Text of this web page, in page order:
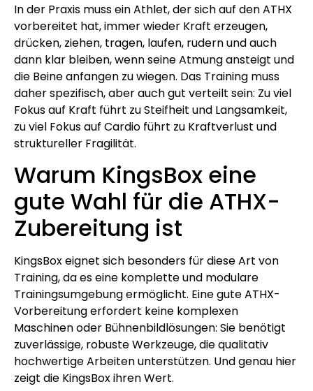
In der Praxis muss ein Athlet, der sich auf den ATHX
vorbereitet hat, immer wieder Kraft erzeugen,
drücken, ziehen, tragen, laufen, rudern und auch
dann klar bleiben, wenn seine Atmung ansteigt und
die Beine anfangen zu wiegen. Das Training muss
daher spezifisch, aber auch gut verteilt sein: Zu viel
Fokus auf Kraft führt zu Steifheit und Langsamkeit,
zu viel Fokus auf Cardio führt zu Kraftverlust und
struktureller Fragilität.
Warum KingsBox eine
gute Wahl für die ATHX-
Zubereitung ist
KingsBox eignet sich besonders für diese Art von
Training, da es eine komplette und modulare
Trainingsumgebung ermöglicht. Eine gute ATHX-
Vorbereitung erfordert keine komplexen
Maschinen oder Bühnenbildlösungen: Sie benötigt
zuverlässige, robuste Werkzeuge, die qualitativ
hochwertige Arbeiten unterstützen. Und genau hier
zeigt die KingsBox ihren Wert.